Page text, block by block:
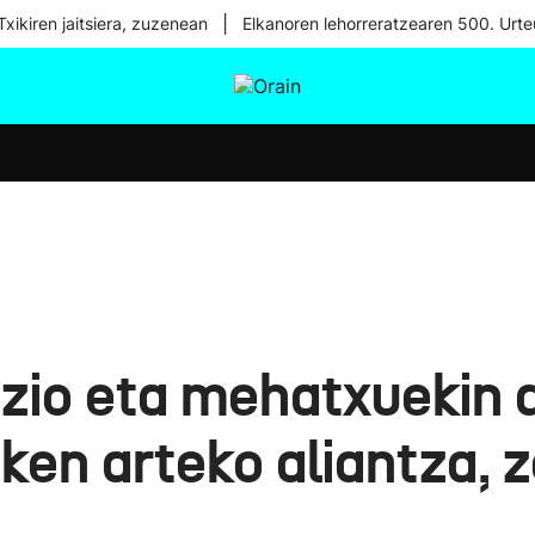
jaitsiera, zuzenean Elkanoren lehorreratzearen 500.
eta mehatxuekin
arteko aliantza,